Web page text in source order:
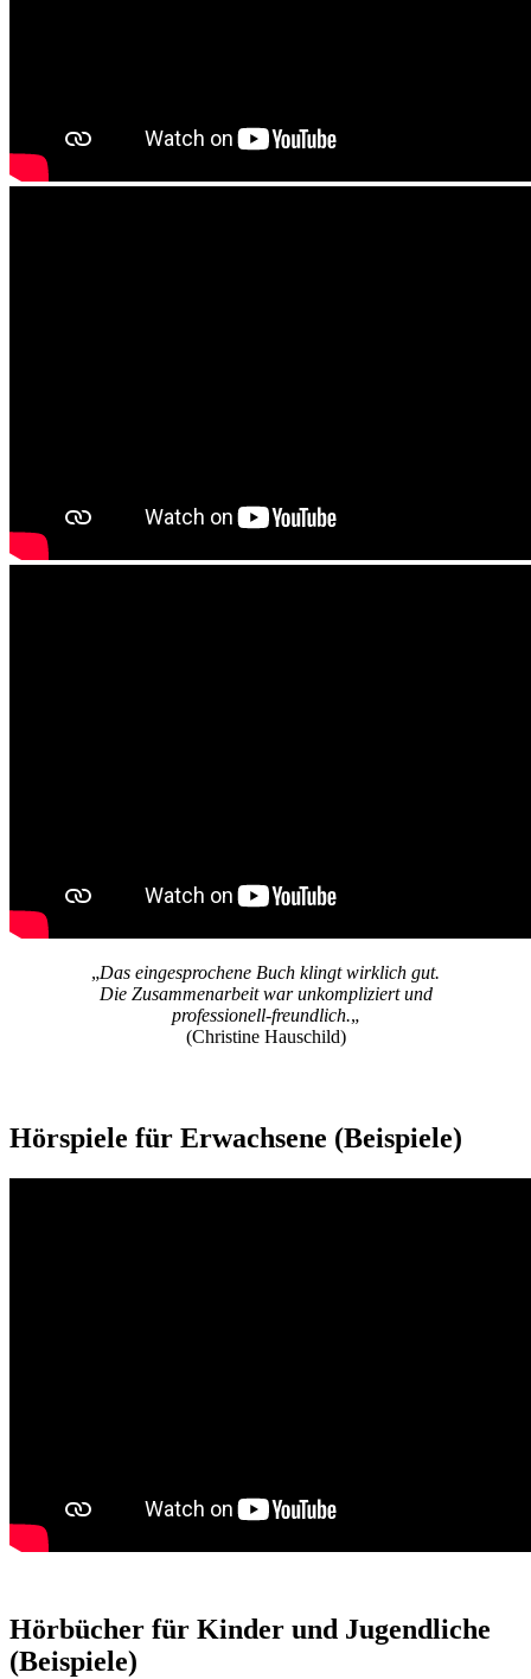
„Das eingesprochene Buch klingt wirklich gut.
Die Zusammenarbeit war unkompliziert und
professionell-freundlich.„
(Christine Hauschild)
Hörspiele für Erwachsene (Beispiele)
Hörbücher für Kinder und Jugendliche
(Beispiele)